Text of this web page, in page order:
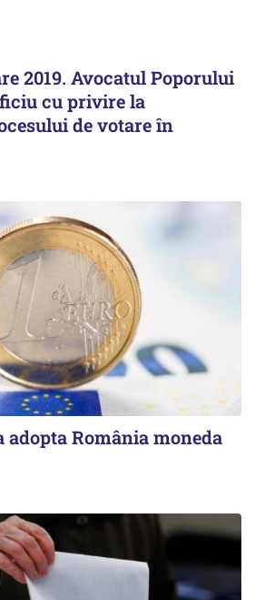
2019. Avocatul Poporului
cu privire la
de votare în
adopta România moneda